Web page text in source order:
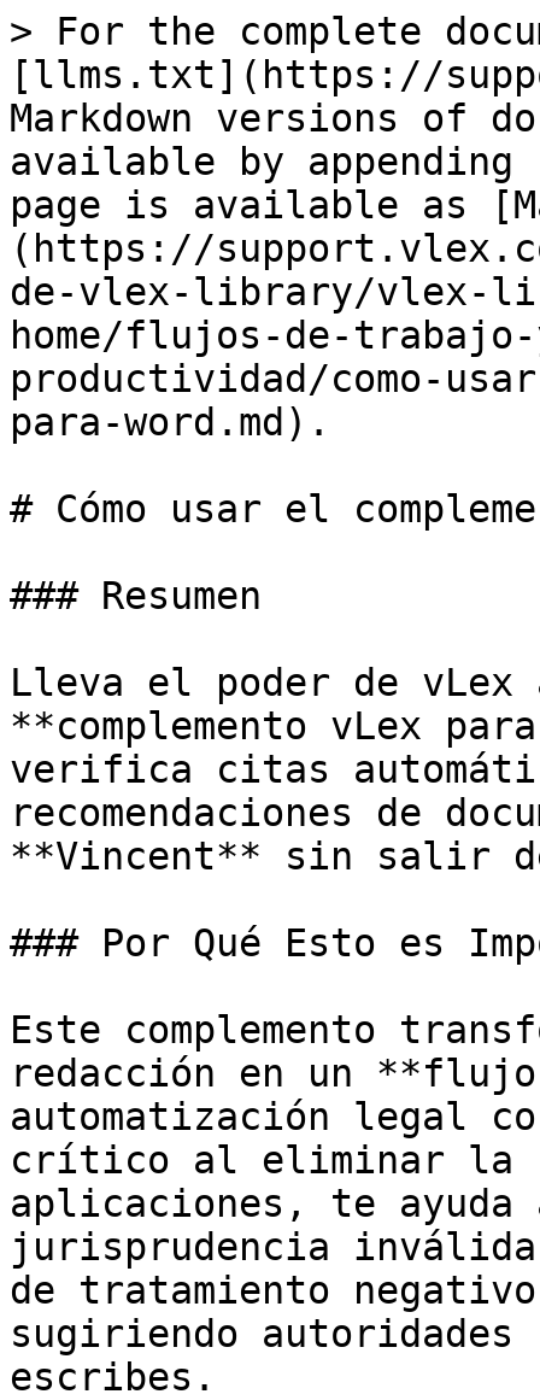
> For the complete
[llms.txt](https://
Markdown versions of
available by
page is available as
(https://
de-vlex-library/vlex-
home/flujos-de-
productividad/como-
para-word.md).
# Cómo usar el
### Resumen
Lleva el poder de
**complemento vLex
verifica citas
recomendaciones de
**Vincent** sin salir
### Por Qué Esto es
Este complemento
redacción en un
automatización legal
crítico al eliminar la
aplicaciones, te
jurisprudencia
de tratamiento
sugiriendo autoridades
escribes.